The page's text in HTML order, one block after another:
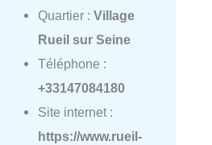
Quartier : Village
Rueil sur Seine
Téléphone :
+33147084180
Site internet :
https://www.rueil-